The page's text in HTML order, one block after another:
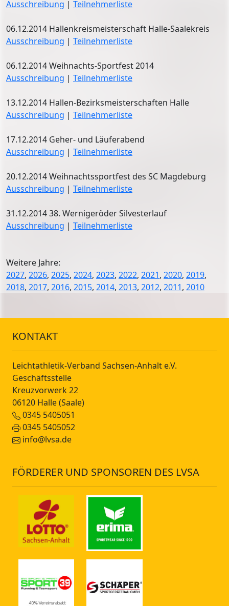
Ausschreibung | Teilnehmerliste
06.12.2014 Hallenkreismeisterschaft Halle-Saalekreis
Ausschreibung | Teilnehmerliste
06.12.2014 Weihnachts-Sportfest 2014
Ausschreibung | Teilnehmerliste
13.12.2014 Hallen-Bezirksmeisterschaften Halle
Ausschreibung | Teilnehmerliste
17.12.2014 Geher- und Läuferabend
Ausschreibung | Teilnehmerliste
20.12.2014 Weihnachtssportfest des SC Magdeburg
Ausschreibung | Teilnehmerliste
31.12.2014 38. Wernigeröder Silvesterlauf
Ausschreibung | Teilnehmerliste
Weitere Jahre:
2027, 2026, 2025, 2024, 2023, 2022, 2021, 2020, 2019,
2018, 2017, 2016, 2015, 2014, 2013, 2012, 2011, 2010
KONTAKT
Leichtathletik-Verband Sachsen-Anhalt e.V.
Geschäftsstelle
Kreuzvorwerk 22
06120 Halle (Saale)
0345 5405051
0345 5405052
info@lvsa.de
FÖRDERER UND SPONSOREN DES LVSA